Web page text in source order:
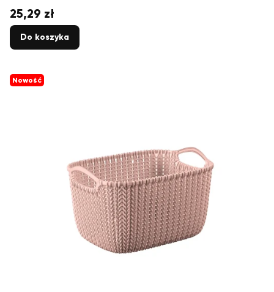
Cena
25,29 zł
Do koszyka
Nowość